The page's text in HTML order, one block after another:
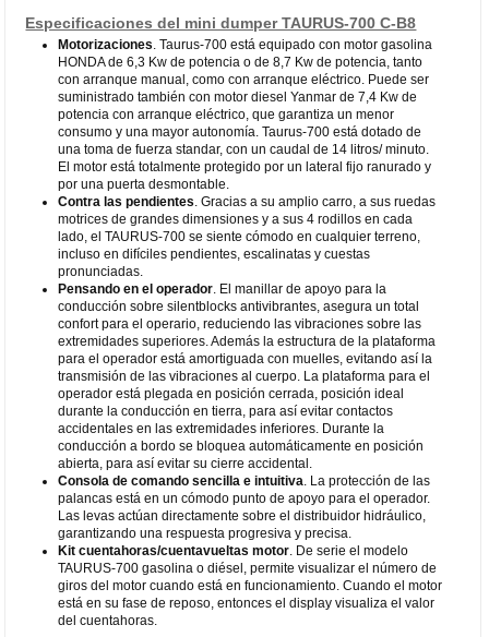
Especificaciones del mini dumper TAURUS-700 C-B8
Motorizaciones . Taurus-700 está equipado con motor gasolina
HONDA de 6,3 Kw de potencia o de 8,7 Kw de potencia, tanto
con arranque manual, como con arranque eléctrico. Puede ser
suministrado también con motor diesel Yanmar de 7,4 Kw de
potencia con arranque eléctrico, que garantiza un menor
consumo y una mayor autonomía. Taurus-700 está dotado de
una toma de fuerza standar, con un caudal de 14 litros/ minuto.
El motor está totalmente protegido por un lateral fijo ranurado y
por una puerta desmontable.
Contra las pendientes . Gracias a su amplio carro, a sus ruedas
motrices de grandes dimensiones y a sus 4 rodillos en cada
lado, el TAURUS-700 se siente cómodo en cualquier terreno,
incluso en difíciles pendientes, escalinatas y cuestas
pronunciadas.
Pensando en el operador . El manillar de apoyo para la
conducción sobre silentblocks antivibrantes, asegura un total
confort para el operario, reduciendo las vibraciones sobre las
extremidades superiores. Además la estructura de la plataforma
para el operador está amortiguada con muelles, evitando así la
transmisión de las vibraciones al cuerpo. La plataforma para el
operador está plegada en posición cerrada, posición ideal
durante la conducción en tierra, para así evitar contactos
accidentales en las extremidades inferiores. Durante la
conducción a bordo se bloquea automáticamente en posición
abierta, para así evitar su cierre accidental.
Consola de comando sencilla e intuitiva . La protección de las
palancas está en un cómodo punto de apoyo para el operador.
Las levas actúan directamente sobre el distribuidor hidráulico,
garantizando una respuesta progresiva y precisa.
Kit cuentahoras/cuentavueltas motor . De serie el modelo
TAURUS-700 gasolina o diésel, permite visualizar el número de
giros del motor cuando está en funcionamiento. Cuando el motor
está en su fase de reposo, entonces el display visualiza el valor
del cuentahoras.